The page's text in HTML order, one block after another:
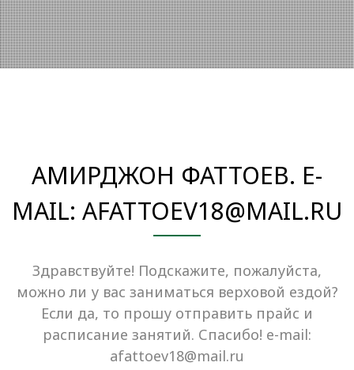
АМИРДЖОН ФАТТОЕВ. E-
MAIL: AFATTOEV18@MAIL.RU
Здравствуйте! Подскажите, пожалуйста,
можно ли у вас заниматься верховой ездой?
Если да, то прошу отправить прайс и
расписание занятий. Спасибо! e-mail:
afattoev18@mail.ru